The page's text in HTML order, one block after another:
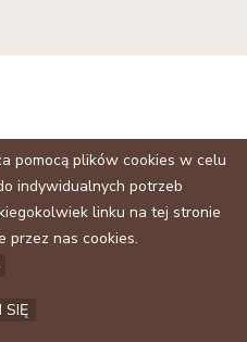
pomocą plików cookies w celu
indywidualnych potrzeb
linku na tej stronie
przez nas cookies.
SIĘ